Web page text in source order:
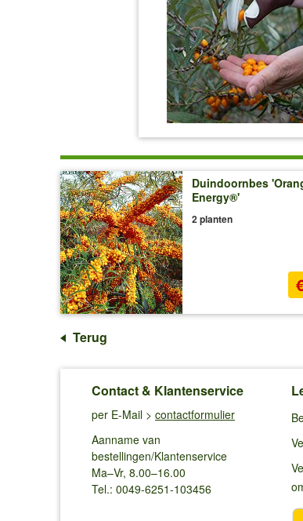
Duindoornbes
Energy®'
2 planten
Terug
Contact & Klantenservice
per E-Mail > contactformulier
Aanname van
bestellingen/Klantenservice
Ma–Vr, 8.00–16.00
Tel.: 0049-6251-103456